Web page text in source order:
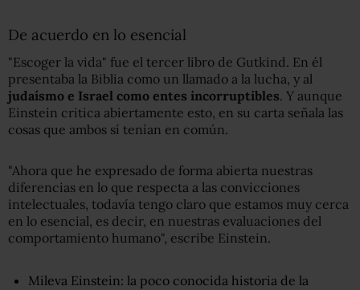
De acuerdo en lo esencial
"Escoger la vida" fue el tercer libro de Gutkind. En él
presentaba la Biblia como un llamado a la lucha, y al
judaísmo e Israel como entes incorruptibles. Y aunque
Einstein critica abiertamente esto, en su carta señala las
cosas que ambos sí tenían en común.
"Ahora que he expresado de forma abierta nuestras
diferencias en lo que respecta a las convicciones
intelectuales, todavía tengo claro que estamos muy cerca
en lo esencial, es decir, en nuestras evaluaciones del
comportamiento humano", escribe Einstein.
Mileva Einstein: la poco conocida historia de la